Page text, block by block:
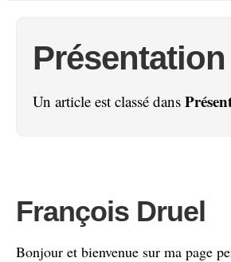
Présentation
Un article est classé dans
François Druel
Bonjour et bienvenue sur ma page